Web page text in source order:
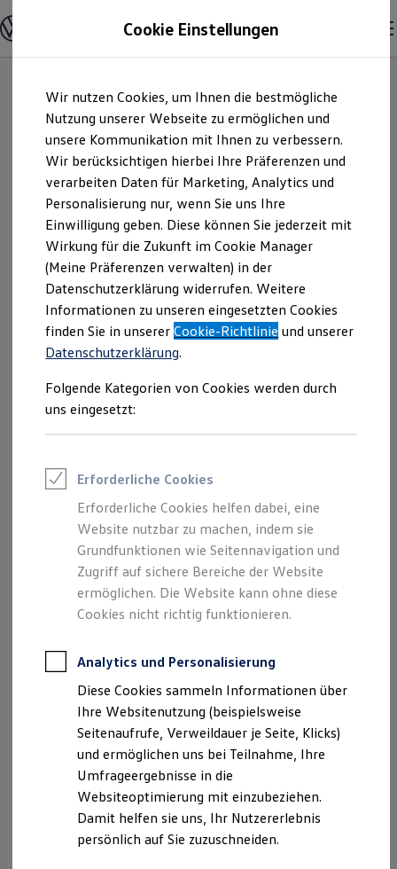
Hauptinhalt
springen
Footer
springen
Modelle und Konfigurator
Konfigurator
Modelle vergleichen
Elektroautos
ENERGY Sondermodelle
Nutzfahrzeuge
SUV und CUV
Familienautos
Kombis
Kompaktwagen
Sportwagen
Schnell verfügbare Fahrzeuge
Angebote und Produkte
Aktuelle Angebote
E-Auto-Förderung
Volkswagen Marktplatz
Die ENERGY Sondermodelle
Junge Gebrauchtwagen und Gebrauchtwagen
Volkswagen Zertifizierte Gebrauchtwagen
Elektromobilität bei Gebrauchtwagen
Saisonangebote
Reifenpakete
Leasing
Leasing-Angebote
Elektroauto Leasing
Kleinwagen-Leasing
Leasing ohne Anzahlung
Finanzierung
Autokredit mit Schlussrate
Versicherungen und Garantien
Kfz-Versicherung
Restschuldversicherungen
Garantien
Professional Class bei Volkswagen
Behörden
Direktkunden
Sonderfahrzeuge
Anpfiff zum Gewinn
Elektromobilität
Elektroautos
ID. Tutorials
Elektrofahrzeugkonzepte
ID. EVERY1
Reichweite
AVG Rosier GmbH,
ZNL Stendal |
Impressum &
Rechtliches
Hier finden Sie Informationen über uns
(AVG Rosier GmbH, ZNL Stendal) als
verantwortlichen Anbieter von Inhalten
und Angeboten, die auf dieser Website
Impressum
Datenschutzerklärung
Impressum
AVG ROSIER GmbH
Arneburger Str. 140
39576 Stendal
Geschäftsführer
Heinrich Rosier
Marc Heinen
Tel. 03931/680-02
Fax 03931/680-211
Cookie Einstellungen
Wir nutzen Cookies, um Ihnen die bestmögliche
Nutzung unserer Webseite zu ermöglichen und
unsere Kommunikation mit Ihnen zu verbessern.
Wir berücksichtigen hierbei Ihre Präferenzen und
verarbeiten Daten für Marketing, Analytics und
Personalisierung nur, wenn Sie uns Ihre
Einwilligung geben. Diese können Sie jederzeit mit
Wirkung für die Zukunft im Cookie Manager
(Meine Präferenzen verwalten) in der
Datenschutzerklärung widerrufen. Weitere
Informationen zu unseren eingesetzten Cookies
finden Sie in unsererCookie-Richtlinie und unserer
Datenschutzerklärung.
Folgende Kategorien von Cookies werden durch
uns eingesetzt:
Erforderliche Cookies
Erforderliche Cookies helfen dabei, eine
Website nutzbar zu machen, indem sie
Grundfunktionen wie Seitennavigation und
Zugriff auf sichere Bereiche der Website
ermöglichen. Die Website kann ohne diese
Cookies nicht richtig funktionieren.
Analytics und Personalisierung
Diese Cookies sammeln Informationen über
Ihre Websitenutzung (beispielsweise
Seitenaufrufe, Verweildauer je Seite, Klicks)
und ermöglichen uns bei Teilnahme, Ihre
Umfrageergebnisse in die
Websiteoptimierung mit einzubeziehen.
Damit helfen sie uns, Ihr Nutzererlebnis
persönlich auf Sie zuzuschneiden.